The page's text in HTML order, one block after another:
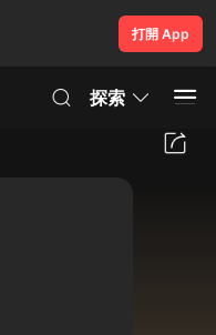
打開 App
探索